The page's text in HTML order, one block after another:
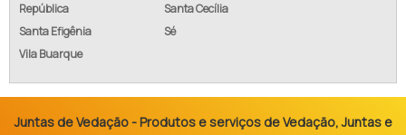
República
Santa Cecília
Santa Efigênia
Sé
Vila Buarque
Juntas de Vedação - Produtos e serviços de Vedação, Juntas e